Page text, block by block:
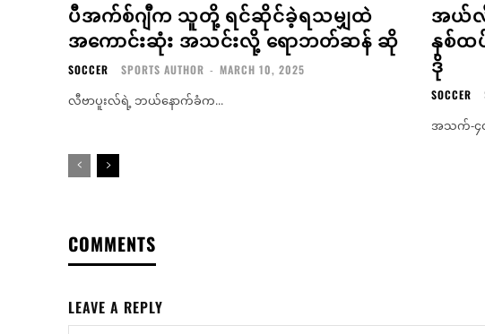
ပီအက်စ်ဂျီက သူတို့ ရင်ဆိုင်ခဲ့ရသမျှထဲ
အကောင်းဆုံး အသင်းလို့ ရောဘတ်ဆန် ဆို
SOCCER SPORTS AUTHOR - MARCH 10, 2025
လီဗာပူးလ်ရဲ့ ဘယ်နောက်ခံက...
အယ်လ်
နှစ်ထ
ဒို
SOCCER
အသက်-၄၀
COMMENTS
LEAVE A REPLY